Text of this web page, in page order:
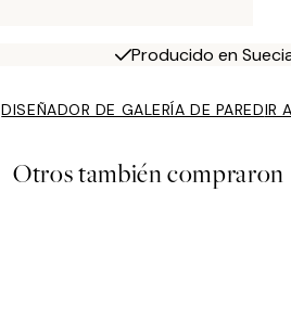
Producido en
DISEÑADOR DE GALERÍA DE PAREDIR
Otros también compraron